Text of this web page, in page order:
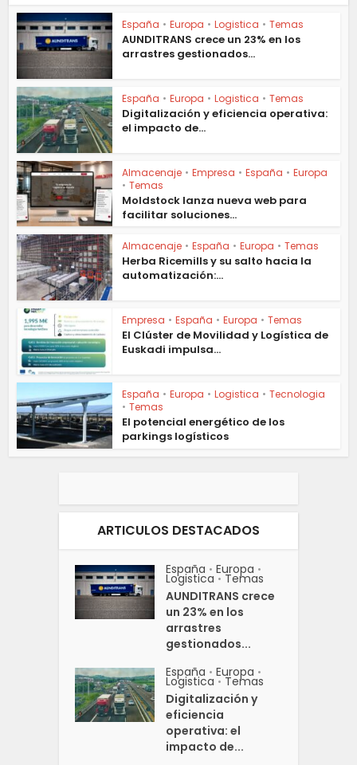
España • Europa • Logistica • Temas
AUNDITRANS crece un 23% en los
arrastres gestionados...
España • Europa • Logistica • Temas
Digitalización y eficiencia operativa:
el impacto de...
Almacenaje • Empresa • España • Europa
• Temas
Moldstock lanza nueva web para
facilitar soluciones...
Almacenaje • España • Europa • Temas
Herba Ricemills y su salto hacia la
automatización:...
Empresa • España • Europa • Temas
El Clúster de Movilidad y Logística de
Euskadi impulsa...
España • Europa • Logistica • Tecnologia
• Temas
El potencial energético de los
parkings logísticos
ARTICULOS DESTACADOS
España • Europa •
Logistica • Temas
AUNDITRANS crece
un 23% en los
arrastres
gestionados...
España • Europa •
Logistica • Temas
Digitalización y
eficiencia
operativa: el
impacto de...